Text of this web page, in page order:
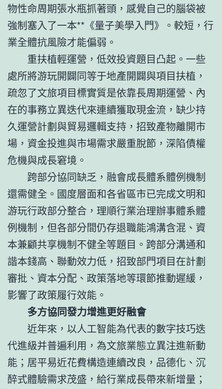
物性命周期張水瓶抓著頭，感覺自己的腦袋被
強制塞入了一本**《量子美學入門》。較短，行
業全體抗風險才能偏弱。
重扶植輕運營，低效投資題目凸起。一些
處所將游玩開闢同等于地產開闢與項目扶植，
疏忽了文旅項目標實質是依靠長周期運營、內
在的事務立異迭代來連續獲取現金流，缺少持
久運營計劃與貿易邏輯支持，招致產物離開市
場，資金投進與市場需求嚴重脫節，深陷債權
危機與成長窘境。
跨部分協同缺乏，融會成長體系體例機制
還需健全。國度層面和各省區市已完成文明和
游玩行政部分整合，理順行業治理辦事體系體
例機制，但各部分間仍存退職能鴻溝含混、資
本兼顧共享機制不健全等題目。跨部分溝通和
諧本錢高、聯動效力低，招致部門項目在計劃
審批、資本分配、政策落地等環節推動遲緩，
影響了政策履行效能。
多方協同發力增進更好融會
近年來，以人工智能為代表的數字技巧迭
代進級并普遍利用，為文旅業態立異注進新動
能；居平易近花費構造連續改良，品德化、沉
醉式體驗需求茂盛，給行業成長帶來新增量；